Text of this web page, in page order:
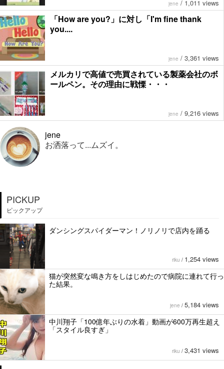
jene / 1,011 views
「How are you?」に対し「I'm fine thank
you....
jene / 3,361 views
メルカリで高値で売買されている製薬会社のボ
ールペン。その理由に戦慄・・・
jene / 9,216 views
jene
お洒落って...ムズイ。
PICKUP
ピックアップ
ダンシングスパイダーマン！ノリノリで店内を踊る
riku / 1,254 views
猫が突然変な鳴き方をしはじめたので病院に連れて行っ
た結果。
jene / 5,184 views
中川翔子「100億年ぶりの水着」動画が600万再生超え
「スタイル良すぎ」
riku / 3,431 views